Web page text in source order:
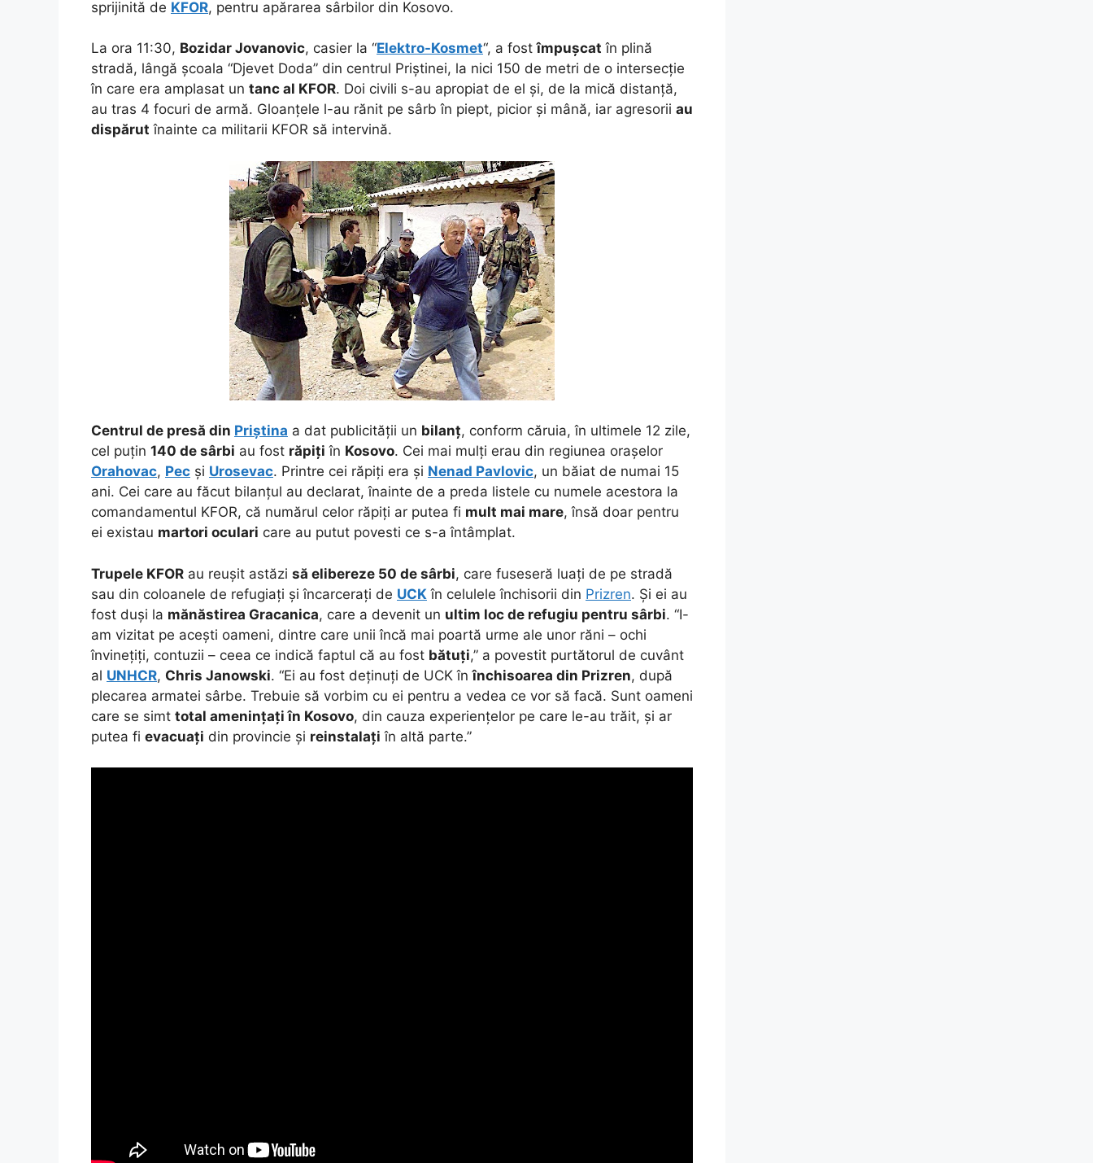
sprijinită de KFOR, pentru apărarea sârbilor din Kosovo.
La ora 11:30, Bozidar Jovanovic, casier la “Elektro-Kosmet“, a fostîmpușcat în plină
stradă, lângă școala “Djevet Doda” din centrul Priștinei, la nici 150 de metri de o intersecție
în care era amplasat un tanc al KFOR. Doi civili s-au apropiat de el și, de la mică distanță,
au tras 4 focuri de armă. Gloanțele l-au rănit pe sârb în piept, picior și mână, iar agresorii au
dispărut înainte ca militarii KFOR să intervină.
Centrul de presă din Priștina a dat publicității un bilanț, conform căruia, în ultimele 12 zile,
cel puțin 140 de sârbi au fost răpiți în Kosovo. Cei mai mulți erau din regiunea orașelor
Orahovac, Pec și Urosevac. Printre cei răpiți era și Nenad Pavlovic, un băiat de numai 15
ani. Cei care au făcut bilanțul au declarat, înainte de a preda listele cu numele acestora la
comandamentul KFOR, că numărul celor răpiți ar putea fi mult mai mare, însă doar pentru
ei existau martori oculari care au putut povesti ce s-a întâmplat.
Trupele KFOR au reușit astăzi să elibereze 50 de sârbi, care fuseseră luați de pe stradă
sau din coloanele de refugiați și încarcerați de UCK în celulele închisorii din Prizren. Și ei au
fost duși la mănăstirea Gracanica, care a devenit un ultim loc de refugiu pentru sârbi. “I-
am vizitat pe acești oameni, dintre care unii încă mai poartă urme ale unor răni – ochi
învinețiți, contuzii – ceea ce indică faptul că au fost bătuți,” a povestit purtătorul de cuvânt
al UNHCR, Chris Janowski. “Ei au fost deținuți de UCK înînchisoarea din Prizren, după
plecarea armatei sârbe. Trebuie să vorbim cu ei pentru a vedea ce vor să facă. Sunt oameni
care se simt total amenințați în Kosovo, din cauza experiențelor pe care le-au trăit, și ar
putea fi evacuați din provincie și reinstalați în altă parte.”